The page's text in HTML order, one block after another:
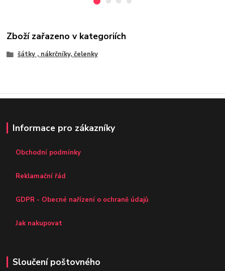
Zboží zařazeno v kategoriích
šátky , nákrčníky, čelenky
Informace pro zákazníky
Obchodní podmínky
Reklamační řád
GDPR - Obecné nařízení o ochraně údajů
Jak nakupovat
Sloučení poštovného